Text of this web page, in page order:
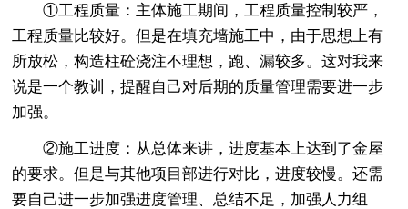
①工程质量：主体施工期间，工程质量控制较严，
工程质量比较好。但是在填充墙施工中，由于思想上有
所放松，构造柱砼浇注不理想，跑、漏较多。这对我来
说是一个教训，提醒自己对后期的质量管理需要进一步
加强。
②施工进度：从总体来讲，进度基本上达到了金屋
的要求。但是与其他项目部进行对比，进度较慢。还需
要自己进一步加强进度管理、总结不足，加强人力组